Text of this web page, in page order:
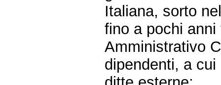
Italiana, sorto
fino a pochi
Amministrativo
dipendenti, a